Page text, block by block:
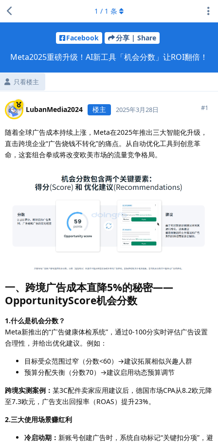
Facebook 分享 | Share
Meta2025重磅升级！AI新工具「机会分数」让ROI翻倍！
只看楼主
1 / 1 条
LubanMedia2024 楼主 2025年3月28日 #1
随着全球广告成本持续上涨，Meta在2025年推出三大智能化升级，
直击跨境企业“广告烧钱不转化”的痛点。从自动优化工具到创意革
命，这套组合拳或将改变欧美市场的流量竞争格局。
一、跨境广告成本直降5%的秘密——
OpportunityScore机会分数
1.什么是机会分数？
Meta新推出的“广告健康体检系统”，通过0-100分实时评估广告设置
合理性，并给出优化建议。例如：
目标受众范围过窄（分数<60）→建议拓展相似兴趣人群
预算分配失衡（分数70）→建议启用动态预算调节
跨境实测案例： 某3C配件卖家应用建议后，德国市场CPA从8.2欧元降
至7.3欧元，广告支出回报率（ROAS）提升23%。
2.三大使用场景赚红利
冷启动期： 新账号创建广告时，系统自动标记“关键扣分项”，避